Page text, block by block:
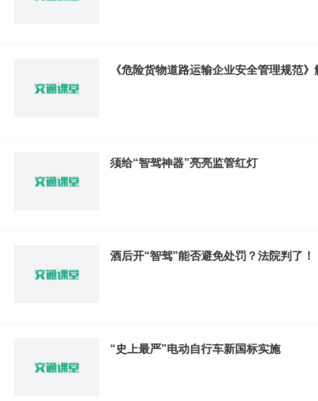
《危险货物道路运输企业安全管理规范》
须给“智驾神器”亮亮监管红灯
酒后开“智驾”能否避免处罚？法院判了！
“史上最严”电动自行车新国标实施